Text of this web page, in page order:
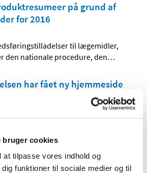
bruger cookies
at tilpasse vores indhold og
funktioner til sociale medier og til
på grund af
for 2016
til lægemidler,
den nationale procedure, den…
har fået ny hjemmeside
lanceret sin egen, nye
– hvor man…
… 8